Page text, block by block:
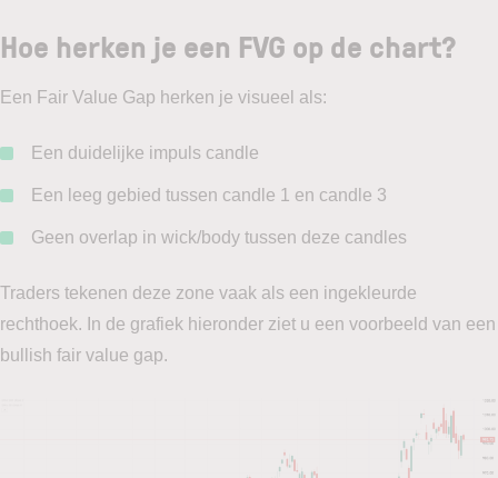
Hoe herken je een FVG op de chart?
Een Fair Value Gap herken je visueel als:
Een duidelijke impuls candle
Een leeg gebied tussen candle 1 en candle 3
Geen overlap in wick/body tussen deze candles
Traders tekenen deze zone vaak als een ingekleurde
rechthoek. In de grafiek hieronder ziet u een voorbeeld van een
bullish fair value gap.